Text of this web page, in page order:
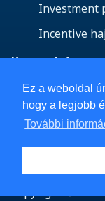
Ez a weboldal
hogy a legjobb
További
Investment
Incentive
Kapcsolat
Vedd fel velünk
Email: